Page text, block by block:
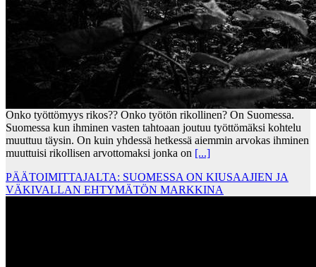
Onko työttömyys rikos?? Onko työtön rikollinen? On Suomessa.
Suomessa kun ihminen vasten tahtoaan joutuu työttömäksi kohtelu
muuttuu täysin. On kuin yhdessä hetkessä aiemmin arvokas ihminen
muuttuisi rikollisen arvottomaksi jonka on [...]
PÄÄTOIMITTAJALTA: SUOMESSA ON KIUSAAJIEN JA
VÄKIVALLAN EHTYMÄTÖN MARKKINA